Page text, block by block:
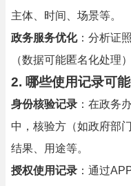
主体、时间、场景等。
政务服务优化：分析证
（数据可能匿名化处理）
2. 哪些使用记录可
身份核验记录 ：在政务
中，核验方（如政府部
结果、用途等。
授权使用记录 ：通过